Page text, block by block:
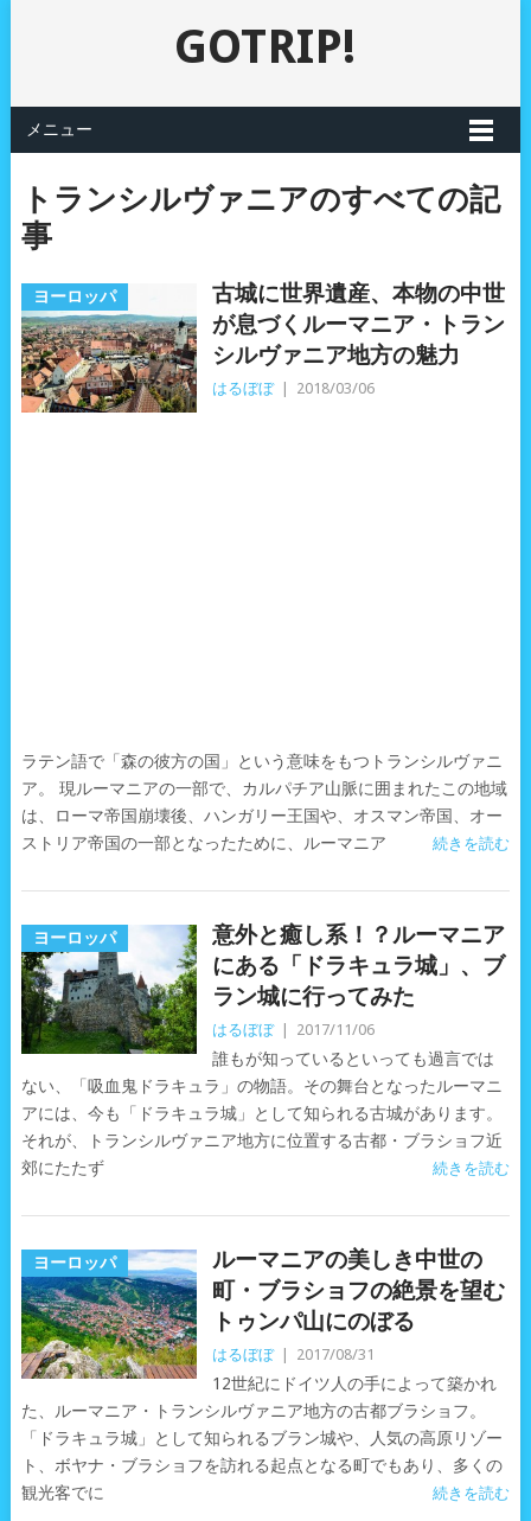
GOTRIP!
メニュー
トランシルヴァニアのすべての記
事
ヨーロッパ
古城に世界遺産、本物の中世
が息づくルーマニア・トラン
シルヴァニア地方の魅力
はるぼぼ 2018/03/06
ラテン語で「森の彼方の国」という意味をもつトランシルヴァニ
ア。 現ルーマニアの一部で、カルパチア山脈に囲まれたこの地域
は、ローマ帝国崩壊後、ハンガリー王国や、オスマン帝国、オー
ストリア帝国の一部となったために、ルーマニア
続きを読む
ヨーロッパ
意外と癒し系！？ルーマニア
にある「ドラキュラ城」、ブ
ラン城に行ってみた
はるぼぼ 2017/11/06
誰もが知っているといっても過言では
ない、「吸血鬼ドラキュラ」の物語。その舞台となったルーマニ
アには、今も「ドラキュラ城」として知られる古城があります。
それが、トランシルヴァニア地方に位置する古都・ブラショフ近
郊にたたず
続きを読む
ヨーロッパ
ルーマニアの美しき中世の
町・ブラショフの絶景を望む
トゥンパ山にのぼる
はるぼぼ 2017/08/31
12世紀にドイツ人の手によって築かれ
た、ルーマニア・トランシルヴァニア地方の古都ブラショフ。
「ドラキュラ城」として知られるブラン城や、人気の高原リゾー
ト、ボヤナ・ブラショフを訪れる起点となる町でもあり、多くの
観光客でに
続きを読む